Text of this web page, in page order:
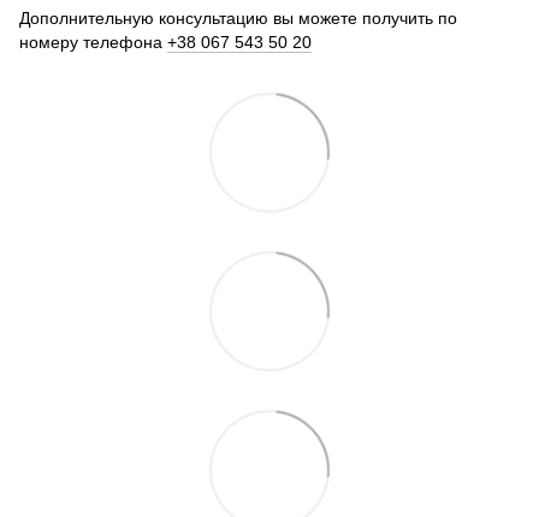
Дополнительную консультацию вы можете получить по
номеру телефона +38 067 543 50 20